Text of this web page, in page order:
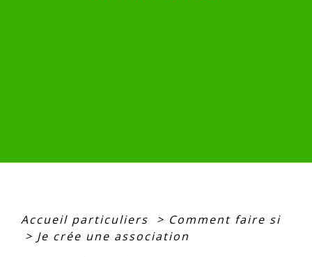
Accueil particuliers > Comment faire si
> Je crée une association